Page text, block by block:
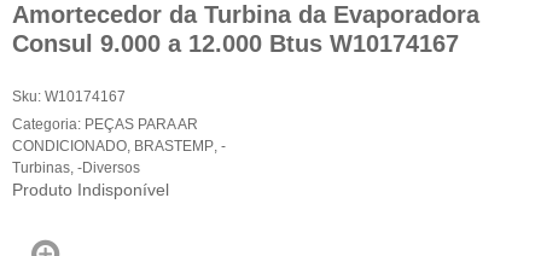
Amortecedor da Turbina da Evaporadora
Consul 9.000 a 12.000 Btus W10174167
Sku: W10174167
Categoria: PEÇAS PARA AR
CONDICIONADO BRASTEMP -
Turbinas -Diversos
Produto Indisponível